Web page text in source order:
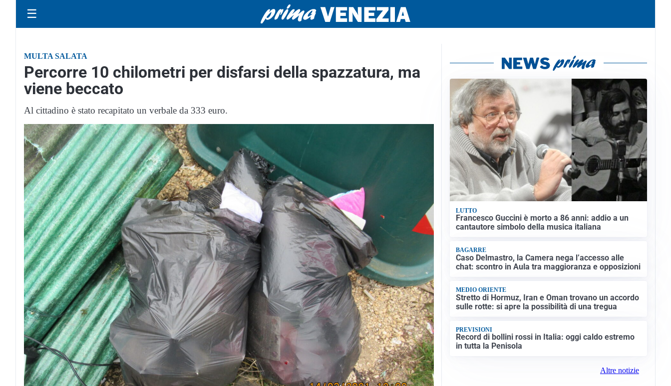
☰
MULTA SALATA
Percorre 10 chilometri per disfarsi della spazzatura, ma
viene beccato
Al cittadino è stato recapitato un verbale da 333 euro.
LUTTO
Francesco Guccini è morto a 86 anni: addio a un
cantautore simbolo della musica italiana
BAGARRE
Caso Delmastro, la Camera nega l’accesso alle
chat: scontro in Aula tra maggioranza e opposizioni
MEDIO ORIENTE
Stretto di Hormuz, Iran e Oman trovano un accordo
sulle rotte: si apre la possibilità di una tregua
PREVISIONI
Record di bollini rossi in Italia: oggi caldo estremo
in tutta la Penisola
Altre notizie